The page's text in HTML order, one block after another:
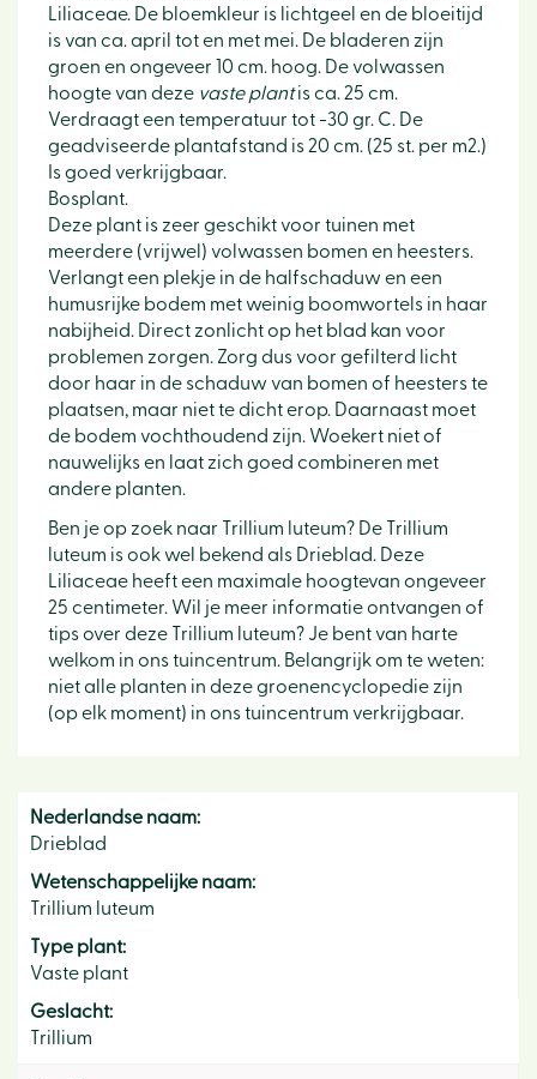
Liliaceae. De bloemkleur is lichtgeel en de bloeitijd
is van ca. april tot en met mei. De bladeren zijn
groen en ongeveer 10 cm. hoog. De volwassen
hoogte van deze vaste plantis ca. 25 cm.
Verdraagt een temperatuur tot -30 gr. C. De
geadviseerde plantafstand is 20 cm. (25 st. per m2.)
Is goed verkrijgbaar.
Bosplant.
Deze plant is zeer geschikt voor tuinen met
meerdere (vrijwel) volwassen bomen en heesters.
Verlangt een plekje in de halfschaduw en een
humusrijke bodem met weinig boomwortels in haar
nabijheid. Direct zonlicht op het blad kan voor
problemen zorgen. Zorg dus voor gefilterd licht
door haar in de schaduw van bomen of heesters te
plaatsen, maar niet te dicht erop. Daarnaast moet
de bodem vochthoudend zijn. Woekert niet of
nauwelijks en laat zich goed combineren met
andere planten.
Ben je op zoek naar Trillium luteum? De Trillium
luteum is ook wel bekend als Drieblad. Deze
Liliaceae heeft een maximale hoogtevan ongeveer
25 centimeter. Wil je meer informatie ontvangen of
tips over deze Trillium luteum? Je bent van harte
welkom in ons tuincentrum. Belangrijk om te weten:
niet alle planten in deze groenencyclopedie zijn
(op elk moment) in ons tuincentrum verkrijgbaar.
Nederlandse naam:
Drieblad
Wetenschappelijke naam:
Trillium luteum
Type plant:
Vaste plant
Geslacht:
Trillium